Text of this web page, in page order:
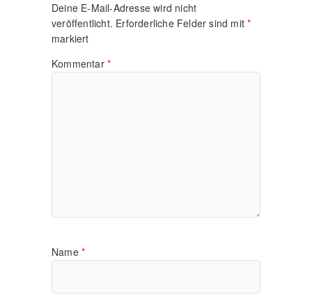
Deine E-Mail-Adresse wird nicht
veröffentlicht. Erforderliche Felder sind mit*
markiert
Kommentar *
Name *